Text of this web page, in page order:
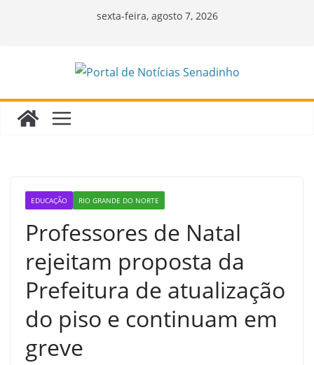
sexta-feira, agosto 7, 2026
EDUCAÇÃO RIO GRANDE DO NORTE
Professores de Natal
rejeitam proposta da
Prefeitura de atualização
do piso e continuam em
greve